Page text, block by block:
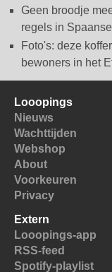
Geen broodje
regels in
Foto's: deze
bewoners in het
Looopings
Nieuws
Wachttijden
Webshop
About
Voorkeuren
Privacy
Extern
Looopings-app
RSS-feed
Spotify-playlist